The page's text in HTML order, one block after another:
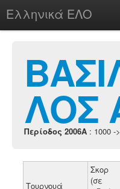
Ελληνικά ΕΛΟ
chesstu.be @ discord
LoginΛΟΣ
Περίοδος 2006A : 1000 -
Τουρνουά
Σκορ
(σε